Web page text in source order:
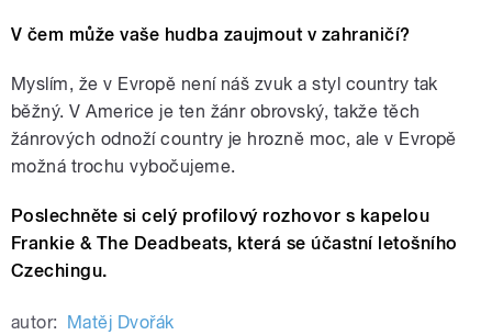
V čem může vaše hudba zaujmout v zahraničí?
Myslím, že v Evropě není náš zvuk a styl country tak
běžný. V Americe je ten žánr obrovský, takže těch
žánrových odnoží country je hrozně moc, ale v Evropě
možná trochu vybočujeme.
Poslechněte si celý profilový rozhovor s kapelou
Frankie & The Deadbeats, která se účastní letošního
Czechingu.
autor: Matěj Dvořák